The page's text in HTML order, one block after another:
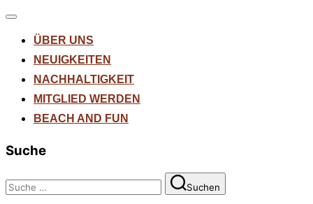
Navigation
umschalten
ÜBER UNS
NEUIGKEITEN
NACHHALTIGKEIT
MITGLIED WERDEN
BEACH AND FUN
Suche
Suchen
nach:
Suchen